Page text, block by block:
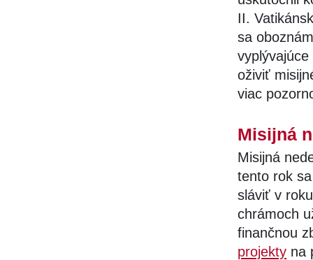
II.
sa
oživiť
viac
Misijná
Misijná
tento rok
sláviť v
chrámoch
finančnou
projekty na